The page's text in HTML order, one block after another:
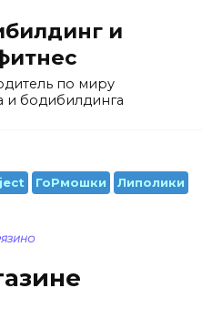
и
по миру
и бодибилдинга
ГоРмошки Липолики